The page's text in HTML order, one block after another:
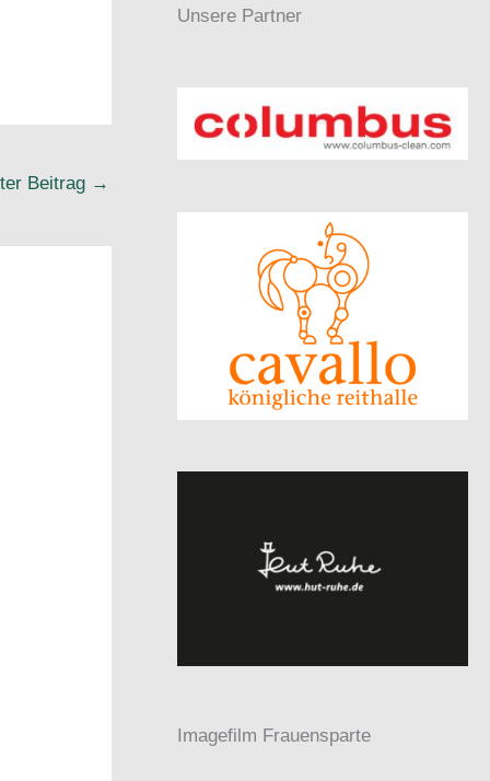
Beitrag →
Unsere Partner
Imagefilm Frauensparte